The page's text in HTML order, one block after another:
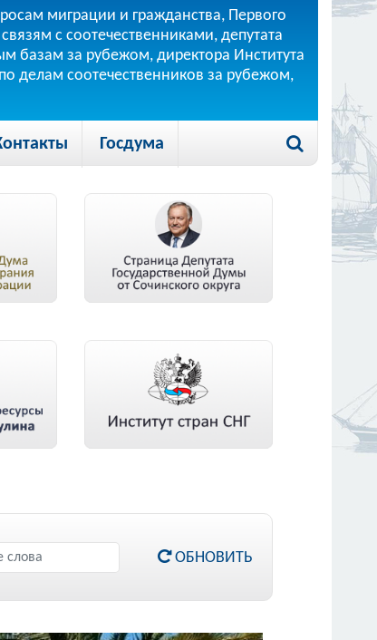
миграции и гражданства, Первого
с соотечественниками, депутата
базам за рубежом, директора Института
делам соотечественников за рубежом,
Госдума
ОБНОВИТЬ